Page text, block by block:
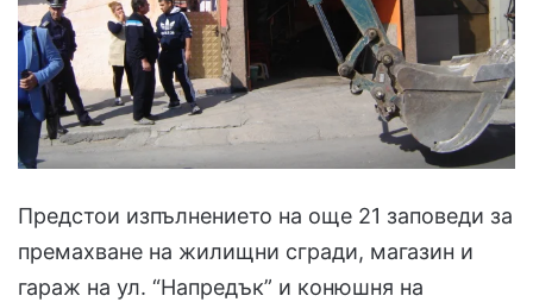
Предстои изпълнението на още 21 заповеди за
премахване на жилищни сгради, магазин и
гараж на ул. “Напредък” и конюшня на